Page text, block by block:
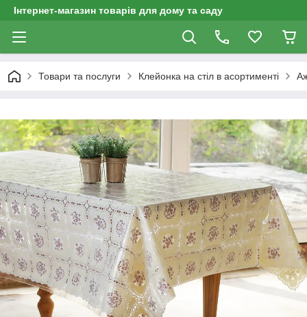
Інтернет-магазин товарів для дому та саду
Товари та послуги Клейонка на стіл в асортименті